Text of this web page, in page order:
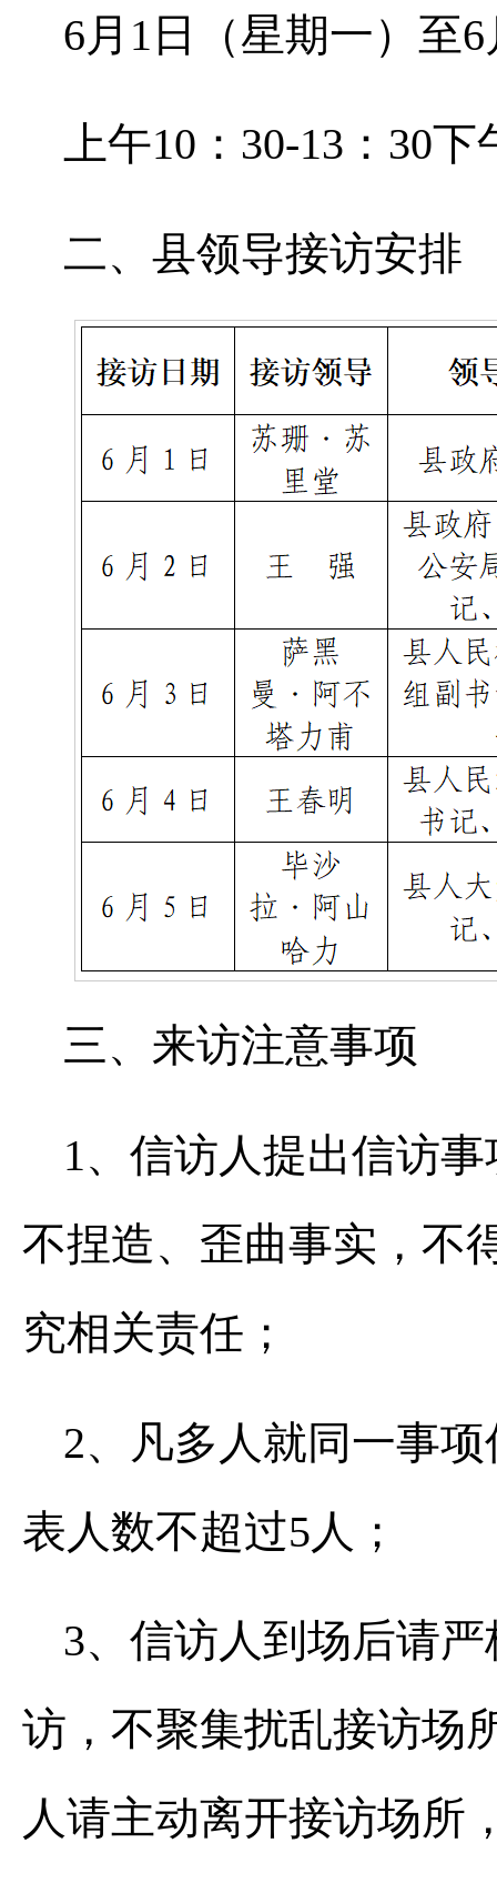
6月1日（星期一）至
上午10：30-13：30下
二、县领导接访安排
三、来访注意事项
1、信访人提出信访
不捏造、歪曲事实，不
究相关责任；
2、凡多人就同一事
表人数不超过5人；
3、信访人到场后请
访，不聚集扰乱接访场
人请主动离开接访场所